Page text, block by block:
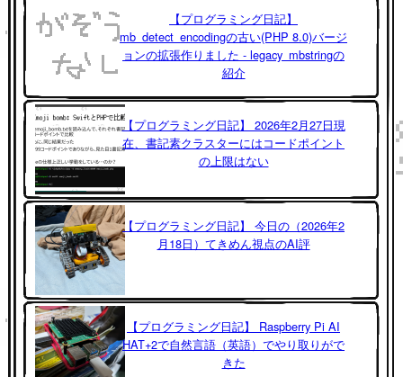
【プログラミング日記】
mb_detect_encodingの古い(PHP 8.0)バージ
ョンの拡張作りました - legacy_mbstringの
紹介
【プログラミング日記】 2026年2月27日現
在、書記素クラスターにはコードポイント
の上限はない
【プログラミング日記】 今日の（2026年2
月18日）てきめん視点のAI評
【プログラミング日記】 Raspberry Pi AI
HAT+2で自然言語（英語）でやり取りがで
きた